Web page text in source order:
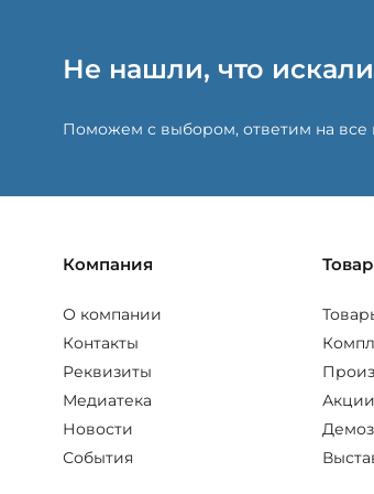
Не нашли, что
Поможем с выбором, ответим на
Компания
О компании
Контакты
Реквизиты
Медиатека
Новости
События
Акции